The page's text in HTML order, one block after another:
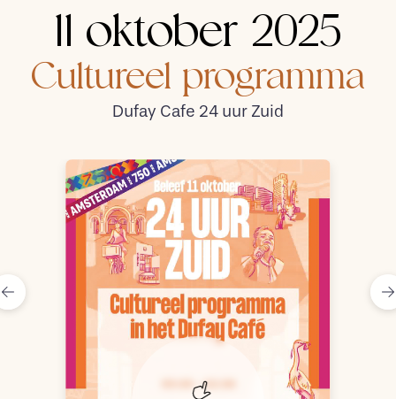
Welkom
bij het
Dufay Café
11 oktober 2025
Cultureel programma
Dufay Cafe 24 uur Zuid